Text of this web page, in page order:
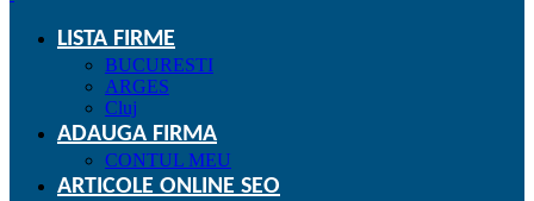
LISTA FIRME
BUCURESTI
ARGES
Cluj
ADAUGA FIRMA
CONTUL MEU
ARTICOLE ONLINE SEO